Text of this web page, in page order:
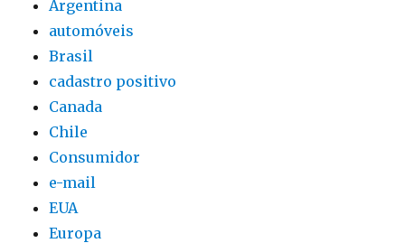
Argentina
automóveis
Brasil
cadastro positivo
Canada
Chile
Consumidor
e-mail
EUA
Europa